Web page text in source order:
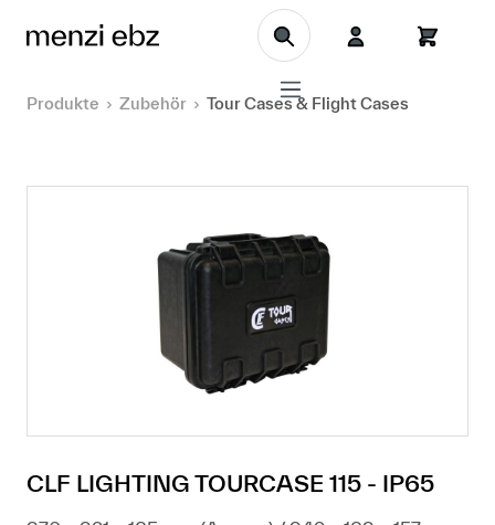
Zum Hauptinhalt springen
Produkte Zubehör Tour Cases & Flight Cases
CLF LIGHTING TOURCASE 115 - IP65